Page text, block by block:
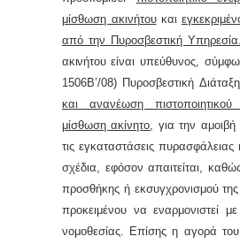
μίσθωση ακινήτου και
από την Πυροσβεστική Υπηρεσία.
ακινήτουείναι υπεύθυνος,
1506Β’/08) Πυροσβεστική
και ανανέωση
μίσθωση ακίνητο , για την
τις εγκαταστάσεις
σχέδια, εφόσον απαιτείται,
προσθήκης ή εκσυγχρονισμού
προκειμένου να εναρμονιστεί
νομοθεσίας. Επίσης η αγορά